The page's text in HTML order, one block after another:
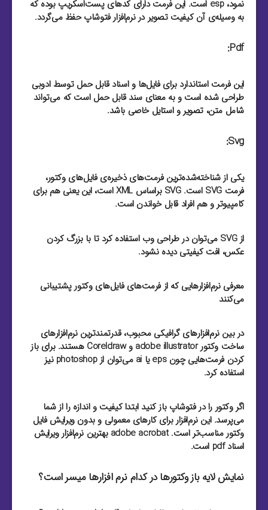
نمود، esp است. این فرمت دارای کد‌های پست‌اسکریپ بوده که
به وسیله‌ی آن کیفیت تصویر در نرم‌افزار فتوشاپ حفظ می‌گردد.
Pdf:
این فرمت استاندارد برای فایل‌‌ها و اسناد قابل حمل توسط ادوبی
طراحی شده است و به معنای سند قابل حمل است که می‌تواند
شامل متن، تصویر و استایل خاصی باشد.
Svg:
یکی از شناخته‌شده‌ترین فرمت‌های ذخیره‌ی فایل‌های وکتور،
فرمت SVG است. SVG براساس XML است، این یعنی هم برای
کامپیوتر و هم افراد قابل خواندن است.
از SVG می‌توان در طراحی وب استفاده کرد تا با بزرگ کردن
عکس، افت کیفیتی دیده نشود.
معرفی نرم‌افزارهایی که از فرمت‌های فایل‌های وکتور پشتیبانی
می‌کنند
در بین نرم‌افزارهای گرافیکی محبوب، قدرتمند‌ترین نرم‌افزارهای
ساخت وکتور adobe illustrator و Coreldraw هستند. برای باز
کردن فرمت‌هایی چون eps یا ai می‌توان از photoshop نیز
استفاده کرد.
اگر وکتور را در فتوشاپ باز کنید ابتدا کیفیت و اندازه را از شما
می‌پرسد. این نرم‌افزار برای کارهای معمولی و بدون ویرایش فایل
وکتور مناسب‌تر است. adobe acrobat بهترین نرم‌افزار ویرایش
اسناد pdf است.
نمایش لایه باز وکتورها در کدام نرم افزارها میسر است؟